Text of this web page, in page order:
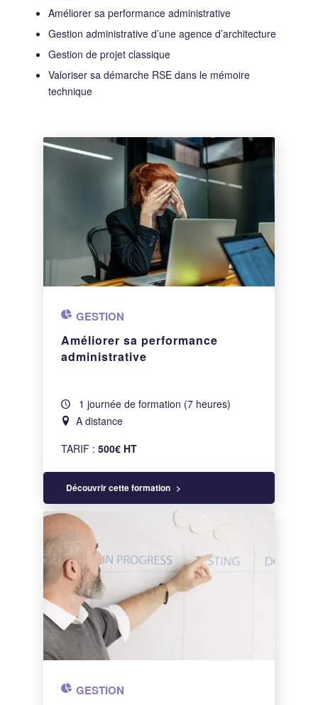
Améliorer sa performance administrative
Gestion administrative d’une agence d’architecture
Gestion de projet classique
Valoriser sa démarche RSE dans le mémoire
technique
GESTION
Améliorer sa performance
administrative
1 journée de formation (7 heures)
A distance
TARIF :500€ HT
Découvrir cette formation
GESTION